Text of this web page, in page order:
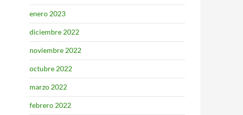
enero 2023
diciembre 2022
noviembre 2022
octubre 2022
marzo 2022
febrero 2022